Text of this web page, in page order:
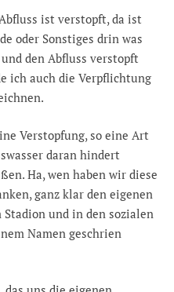
ist verstopft, da ist
oder Sonstiges drin was
den Abfluss verstopft
ich auch die Verpflichtung
Verstopfung, so eine Art
daran hindert
Ha, wen haben wir diese
ganz klar den eigenen
und in den sozialen
Namen geschrien